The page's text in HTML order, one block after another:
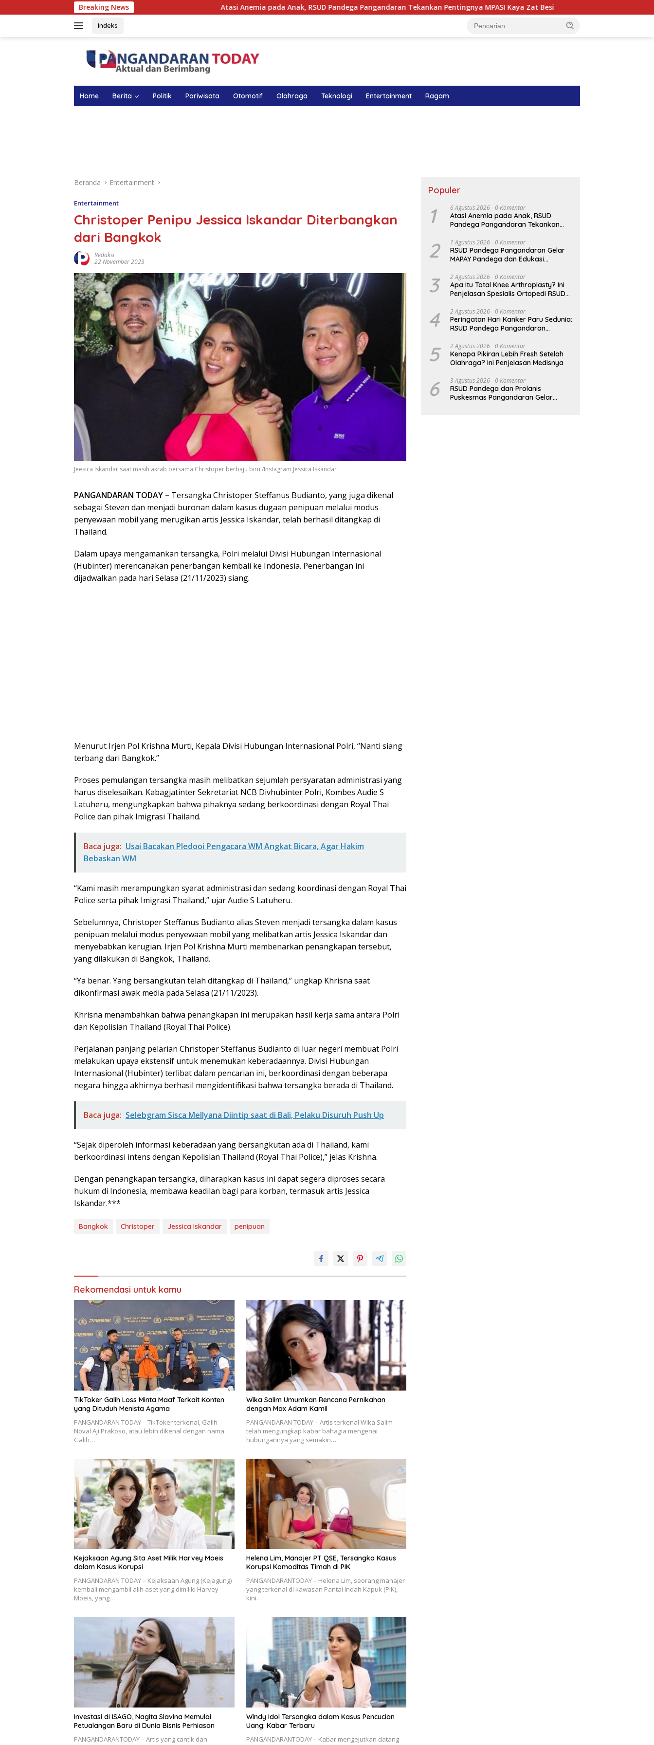
ke
Breaking News Atasi Anemia pada Anak, RSUD Pandega Pangandaran Tekankan Pentingnya MPASI Kaya Zat Besi Menyambung Harapan di Ruang
Indeks
Home Berita Politik Pariwisata Otomotif Olahraga Teknologi Entertainment Ragam
Beranda Entertainment
Entertainment
Christoper Penipu Jessica Iskandar Diterbangkan
dari Bangkok
Redaksi
22 November 2023
Jeesica Iskandar saat masih akrab bersama Christoper berbaju biru./Instagram Jessica Iskandar
PANGANDARAN TODAY – Tersangka Christoper Steffanus Budianto, yang juga dikenal
sebagai Steven dan menjadi buronan dalam kasus dugaan penipuan melalui modus
penyewaan mobil yang merugikan artis Jessica Iskandar, telah berhasil ditangkap di
Thailand.
Dalam upaya mengamankan tersangka, Polri melalui Divisi Hubungan Internasional
(Hubinter) merencanakan penerbangan kembali ke Indonesia. Penerbangan ini
dijadwalkan pada hari Selasa (21/11/2023) siang.
Menurut Irjen Pol Krishna Murti, Kepala Divisi Hubungan Internasional Polri, “Nanti siang
terbang dari Bangkok.”
Proses pemulangan tersangka masih melibatkan sejumlah persyaratan administrasi yang
harus diselesaikan. Kabagjatinter Sekretariat NCB Divhubinter Polri, Kombes Audie S
Latuheru, mengungkapkan bahwa pihaknya sedang berkoordinasi dengan Royal Thai
Police dan pihak Imigrasi Thailand.
Baca juga: Usai Bacakan Pledooi Pengacara WM Angkat Bicara, Agar Hakim
Bebaskan WM
“Kami masih merampungkan syarat administrasi dan sedang koordinasi dengan Royal Thai
Police serta pihak Imigrasi Thailand,” ujar Audie S Latuheru.
Sebelumnya, Christoper Steffanus Budianto alias Steven menjadi tersangka dalam kasus
penipuan melalui modus penyewaan mobil yang melibatkan artis Jessica Iskandar dan
menyebabkan kerugian. Irjen Pol Krishna Murti membenarkan penangkapan tersebut,
yang dilakukan di Bangkok, Thailand.
“Ya benar. Yang bersangkutan telah ditangkap di Thailand,” ungkap Khrisna saat
dikonfirmasi awak media pada Selasa (21/11/2023).
Khrisna menambahkan bahwa penangkapan ini merupakan hasil kerja sama antara Polri
dan Kepolisian Thailand (Royal Thai Police).
Perjalanan panjang pelarian Christoper Steffanus Budianto di luar negeri membuat Polri
melakukan upaya ekstensif untuk menemukan keberadaannya. Divisi Hubungan
Internasional (Hubinter) terlibat dalam pencarian ini, berkoordinasi dengan beberapa
negara hingga akhirnya berhasil mengidentifikasi bahwa tersangka berada di Thailand.
Baca juga: Selebgram Sisca Mellyana Diintip saat di Bali, Pelaku Disuruh Push Up
“Sejak diperoleh informasi keberadaan yang bersangkutan ada di Thailand, kami
berkoordinasi intens dengan Kepolisian Thailand (Royal Thai Police),” jelas Krishna.
Dengan penangkapan tersangka, diharapkan kasus ini dapat segera diproses secara
hukum di Indonesia, membawa keadilan bagi para korban, termasuk artis Jessica
Iskandar.***
Bangkok Christoper Jessica Iskandar penipuan
Rekomendasi untuk kamu
TikToker Galih Loss Minta Maaf Terkait Konten
yang Dituduh Menista Agama
PANGANDARAN TODAY – TikToker terkenal, Galih
Noval Aji Prakoso, atau lebih dikenal dengan nama
Galih…
Wika Salim Umumkan Rencana Pernikahan
dengan Max Adam Kamil
PANGANDARAN TODAY – Artis terkenal Wika Salim
telah mengungkap kabar bahagia mengenai
hubungannya yang semakin…
Kejaksaan Agung Sita Aset Milik Harvey Moeis
dalam Kasus Korupsi
PANGANDARAN TODAY – Kejaksaan Agung (Kejagung)
kembali mengambil alih aset yang dimiliki Harvey
Moeis, yang…
Helena Lim, Manajer PT QSE, Tersangka Kasus
Korupsi Komoditas Timah di PIK
PANGANDARANTODAY – Helena Lim, seorang manajer
yang terkenal di kawasan Pantai Indah Kapuk (PIK),
kini…
Investasi di ISAGO, Nagita Slavina Memulai
Petualangan Baru di Dunia Bisnis Perhiasan
PANGANDARANTODAY – Artis yang cantik dan
Windy Idol Tersangka dalam Kasus Pencucian
Uang: Kabar Terbaru
PANGANDARANTODAY – Kabar mengejutkan datang
Populer
1 6 Agustus 2026 0 Komentar
Atasi Anemia pada Anak, RSUD
Pandega Pangandaran Tekankan
2 1 Agustus 2026 0 Komentar
RSUD Pandega Pangandaran Gelar
MAPAY Pandega dan Edukasi
3 2 Agustus 2026 0 Komentar
Apa Itu Total Knee Arthroplasty? Ini
Penjelasan Spesialis Ortopedi RSUD
4 2 Agustus 2026 0 Komentar
Peringatan Hari Kanker Paru Sedunia:
RSUD Pandega Pangandaran
5 2 Agustus 2026 0 Komentar
Kenapa Pikiran Lebih Fresh Setelah
Olahraga? Ini Penjelasan Medisnya
6 3 Agustus 2026 0 Komentar
RSUD Pandega dan Prolanis
Puskesmas Pangandaran Gelar